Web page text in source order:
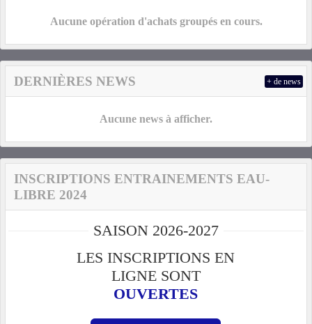
Aucune opération d'achats groupés en cours.
DERNIÈRES NEWS
Aucune news à afficher.
+ de news
INSCRIPTIONS ENTRAINEMENTS EAU-
LIBRE 2024
SAISON 2026-2027
LES INSCRIPTIONS EN
LIGNE SONT
OUVERTES